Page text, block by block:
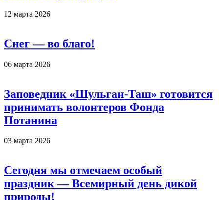
12 марта 2026
Снег — во благо!
06 марта 2026
Заповедник «Шульган-Таш» готовится
принимать волонтеров Фонда
Потанина
03 марта 2026
Сегодня мы отмечаем особый
праздник — Всемирный день дикой
природы!